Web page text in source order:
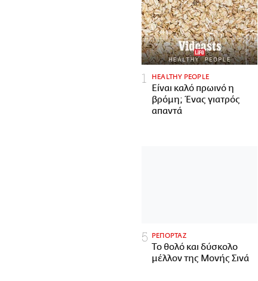
HEALTHY PEOPLE
Είναι καλό πρωινό η
βρόμη; Ένας γιατρός
απαντά
ΡΕΠΟΡΤΑΖ
Το θολό και δύσκολο
μέλλον της Μονής Σινά